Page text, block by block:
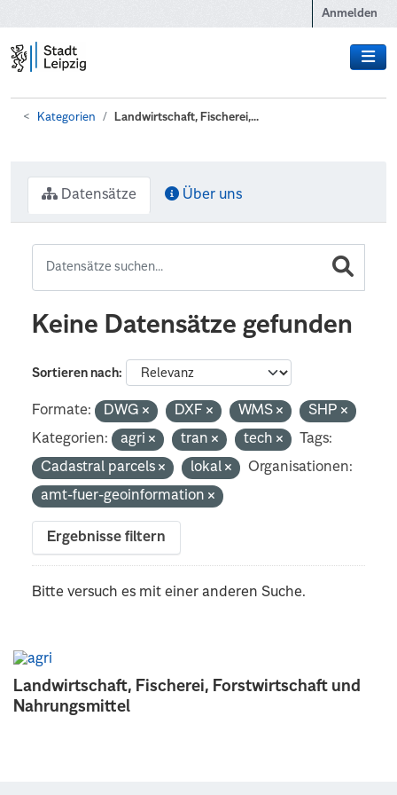
Anmelden
Kategorien Landwirtschaft, Fischerei,...
Landwirtschaft, Fischerei, Forstwirtschaft und
Nahrungsmittel
Datensätze Über uns
Keine Datensätze gefunden
Sortieren nach
Formate: DWG DXF WMS
SHP
Kategorien:
agri tran tech
Tags:
Cadastral parcels
lokal
Organisationen:
amt-fuer-geoinformation
Ergebnisse filtern
Bitte versuch es mit einer anderen Suche.